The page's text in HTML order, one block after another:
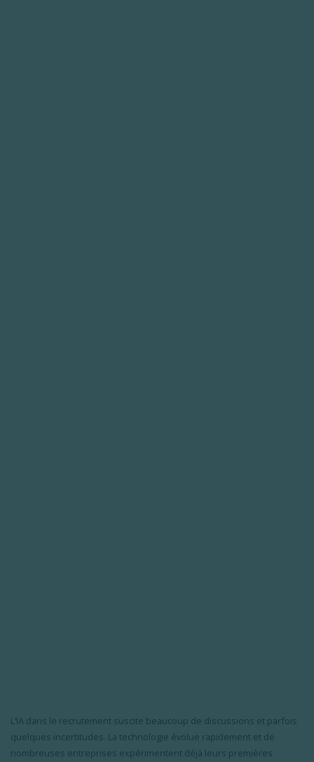
L’IA dans le recrutement suscite beaucoup de discussions et parfois
quelques incertitudes. La technologie évolue rapidement et de
nombreuses entreprises expérimentent déjà leurs premières